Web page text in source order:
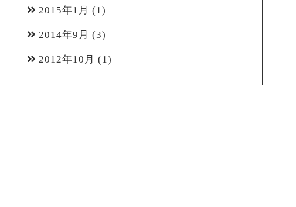
2015年1月 (1)
2014年9月 (3)
2012年10月 (1)